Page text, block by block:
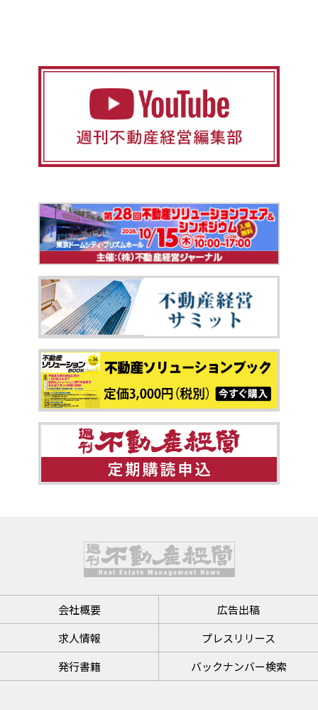
会社概要
広告出稿
求人情報
プレスリリース
発行書籍
バックナンバー検索